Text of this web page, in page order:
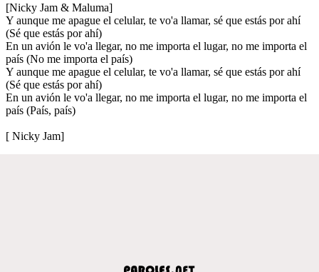
[Nicky Jam & Maluma]
Y aunque me apague el celular, te vo'a llamar, sé que estás por ahí
(Sé que estás por ahí)
En un avión le vo'a llegar, no me importa el lugar, no me importa el
país (No me importa el país)
Y aunque me apague el celular, te vo'a llamar, sé que estás por ahí
(Sé que estás por ahí)
En un avión le vo'a llegar, no me importa el lugar, no me importa el
país (País, país)
[ Nicky Jam]